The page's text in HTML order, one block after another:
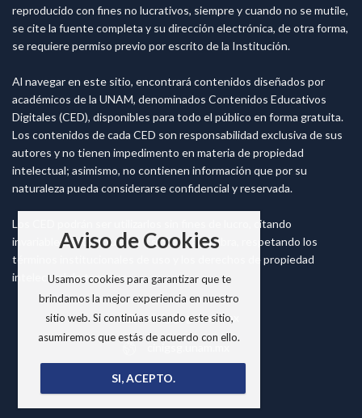
reproducido con fines no lucrativos, siempre y cuando no se mutile,
se cite la fuente completa y su dirección electrónica, de otra forma,
se requiere permiso previo por escrito de la Institución.
Al navegar en este sitio, encontrará contenidos diseñados por
académicos de la UNAM, denominados Contenidos Educativos
Digitales (CED), disponibles para todo el público en forma gratuita.
Los contenidos de cada CED son responsabilidad exclusiva de sus
autores y no tienen impedimento en materia de propiedad
intelectual; asimismo, no contienen información que por su
naturaleza pueda considerarse confidencial y reservada.
Los CED podrán ser utilizarlos sin fines de lucro, citando
invariablemente la fuente y sin alterar la obra, respetando los
términos institucionales de uso y los derechos de propiedad
intelectual de terceros.
cinig@sg.unam.mx
Aviso de Cookies
Usamos cookies para garantizar que te
brindamos la mejor experiencia en nuestro
sitio web. Si continúas usando este sitio,
asumiremos que estás de acuerdo con ello.
SI, ACEPTO.